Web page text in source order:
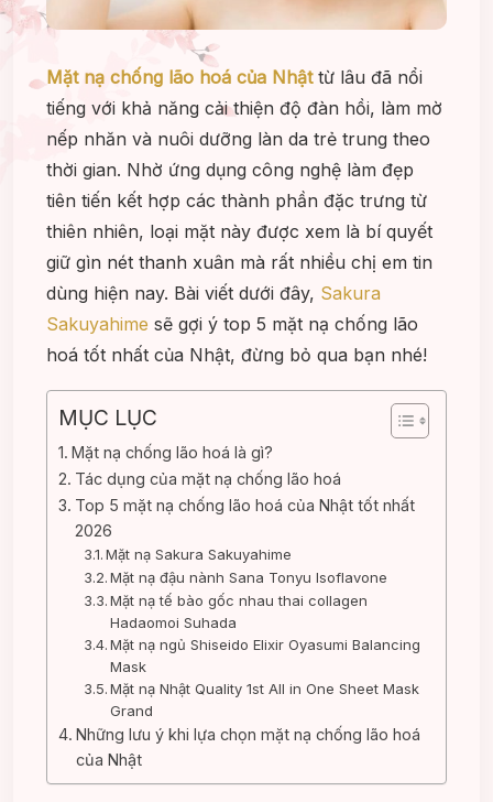
Mặt nạ chống lão hoá của Nhậttừ lâu đã nổi
tiếng với khả năng cải thiện độ đàn hồi, làm mờ
nếp nhăn và nuôi dưỡng làn da trẻ trung theo
thời gian. Nhờ ứng dụng công nghệ làm đẹp
tiên tiến kết hợp các thành phần đặc trưng từ
thiên nhiên, loại mặt này được xem là bí quyết
giữ gìn nét thanh xuân mà rất nhiều chị em tin
dùng hiện nay. Bài viết dưới đây, Sakura
Sakuyahime sẽ gợi ý top 5 mặt nạ chống lão
hoá tốt nhất của Nhật, đừng bỏ qua bạn nhé!
MỤC LỤC
Mặt nạ chống lão hoá là gì?
Tác dụng của mặt nạ chống lão hoá
Top 5 mặt nạ chống lão hoá của Nhật tốt nhất
2026
Mặt nạ Sakura Sakuyahime
Mặt nạ đậu nành Sana Tonyu Isoflavone
Mặt nạ tế bào gốc nhau thai collagen
Hadaomoi Suhada
Mặt nạ ngủ Shiseido Elixir Oyasumi Balancing
Mask
Mặt nạ Nhật Quality 1st All in One Sheet Mask
Grand
Những lưu ý khi lựa chọn mặt nạ chống lão hoá
của Nhật